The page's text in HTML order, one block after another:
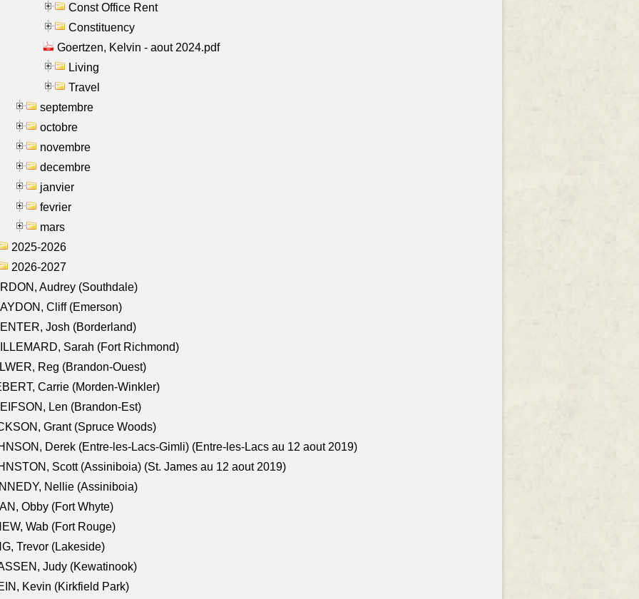
Const Office Rent
Constituency
Goertzen, Kelvin - aout 2024.pdf
Living
Travel
septembre
octobre
novembre
decembre
janvier
fevrier
mars
2025-2026
2026-2027
Audrey (Southdale)
Cliff (Emerson)
Josh (Borderland)
Sarah (Fort Richmond)
Reg (Brandon-Ouest)
Carrie (Morden-Winkler)
Len (Brandon-Est)
Grant (Spruce Woods)
Derek (Entre-les-Lacs-Gimli) (Entre-les-Lacs au 12 aout 2019)
Scott (Assiniboia) (St. James au 12 aout 2019)
Nellie (Assiniboia)
Obby (Fort Whyte)
Wab (Fort Rouge)
Trevor (Lakeside)
Judy (Kewatinook)
Kevin (Kirkfield Park)